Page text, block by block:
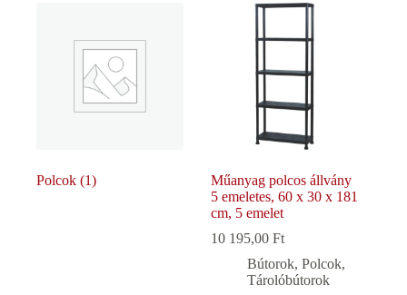
Polcok (1)
Műanyag polcos állvány
5 emeletes, 60 x 30 x 181
cm, 5 emelet
10 195,00Ft
Bútorok,Polcok,
Tárolóbútorok